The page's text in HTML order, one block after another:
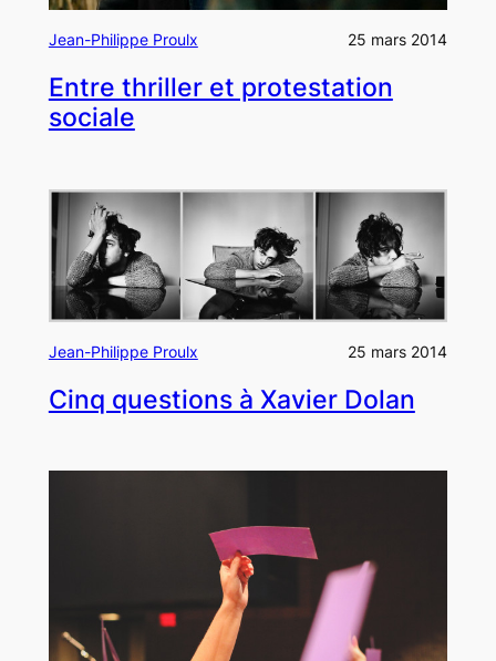
Jean-Philippe Proulx 25 mars 2014
Entre thriller et protestation
sociale
Jean-Philippe Proulx 25 mars 2014
Cinq questions à Xavier Dolan